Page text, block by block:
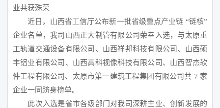
业共获殊荣
近日，山西省工信厅公布新一批省级重点产业链 “链核”
企业名单，我司山西正大制管有限公司荣幸入选，与太原重
工轨道交通设备有限公司、山西祥邦科技有限公司、山西硕
丰铝业有限公司、山西高科视像科技有限公司、山西智杰软
件工程有限公司、太原市第一建筑工程集团有限公司共 7 家
企业一同跻身榜单。
此次入选是省市各级部门对我司深耕主业、创新发展的